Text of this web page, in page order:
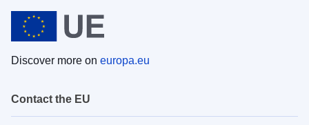
Discover more on europa.eu
Contact the EU